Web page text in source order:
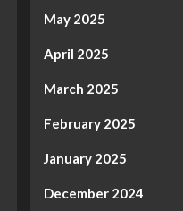
May 2025
April 2025
March 2025
February 2025
January 2025
December 2024